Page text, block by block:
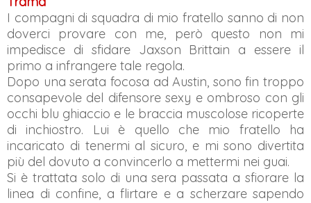
I compagni di squadra di mio fratello sanno di non
doverci provare con me, però questo non mi
impedisce di sfidare Jaxson Brittain a essere il
primo a infrangere tale regola.
Dopo una serata focosa ad Austin, sono fin troppo
consapevole del difensore sexy e ombroso con gli
occhi blu ghiaccio e le braccia muscolose ricoperte
di inchiostro. Lui è quello che mio fratello ha
incaricato di tenermi al sicuro, e mi sono divertita
più del dovuto a convincerlo a mettermi nei guai.
Si è trattata solo di una sera passata a sfiorare la
linea di confine, a flirtare e a scherzare sapendo